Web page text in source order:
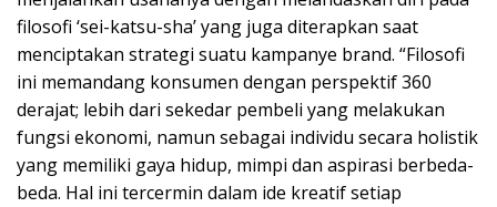
filosofi ‘sei-katsu-sha’ yang juga diterapkan saat
menciptakan strategi suatu kampanye brand. “Filosofi
ini memandang konsumen dengan perspektif 360
derajat; lebih dari sekedar pembeli yang melakukan
fungsi ekonomi, namun sebagai individu secara holistik
yang memiliki gaya hidup, mimpi dan aspirasi berbeda-
beda. Hal ini tercermin dalam ide kreatif setiap